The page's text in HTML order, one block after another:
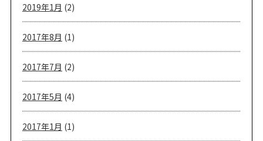
2019年1月 (2)
2017年8月 (1)
2017年7月 (2)
2017年5月 (4)
2017年1月 (1)